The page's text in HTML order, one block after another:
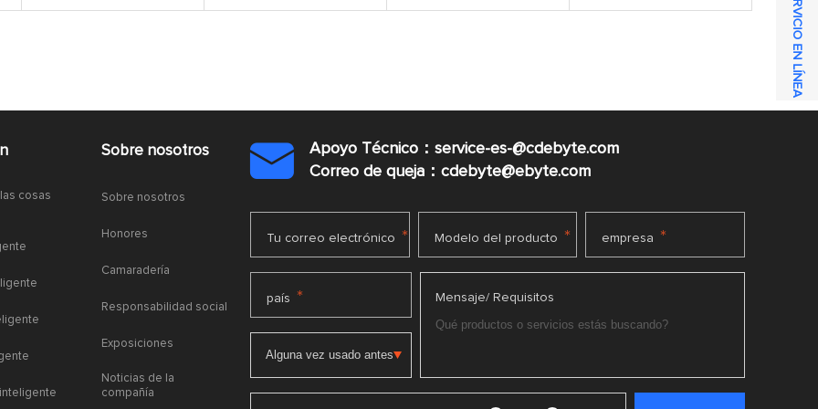
cosas
Sobre nosotros
Sobre nosotros
Honores
Camaradería
Responsabilidad social
Exposiciones
Noticias de la
compañía

Apoyo Técnico：service-es-@cdebyte.com
Correo de queja：cdebyte@ebyte.com
Tu correo electrónico * Modelo del producto * empresa *
país * Mensaje/ Requisitos
SERVICIO EN LÍNEA